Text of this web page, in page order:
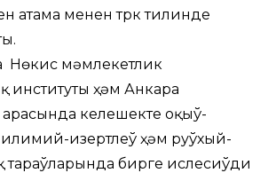
атама менен түрк тилинде
Нөкис мәмлекетлик
институты ҳәм Анкара
келешекте оқыў-
изертлеў ҳәм руўхый-
тараўларында бирге ислесиўди